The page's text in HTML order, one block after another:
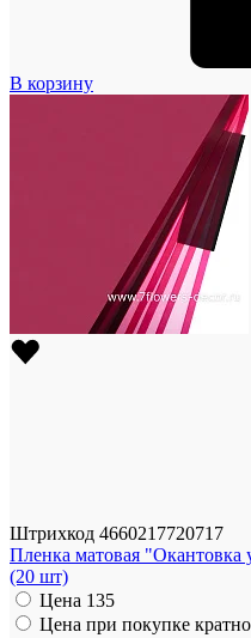
В корзину
Штрихкод 4660217720717
Пленка матовая "Окантовка
(20 шт)
Цена 135
Цена при покупке